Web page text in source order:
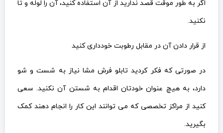
اگر به طور موقت قصد ندارید از آن استفاده کنید، آن را لوله و تا
نکنید.
از قرار دادن آن در مقابل رطوبت خودداری کنید
در صورتی که فکر کردید تابلو فرش مشا نیاز به شست و شو
دارد، به هیچ عنوان خودتان اقدام به شستن آن نکنید. سعی
کنید از مراکز تخصصی که می توانند این کار را انجام دهند کمک
بگیرید.